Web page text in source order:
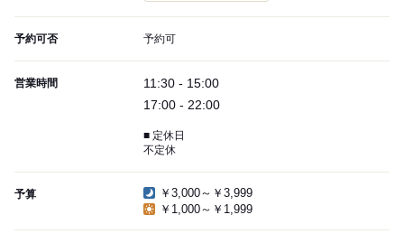
予約可否 予約可
営業時間
11:30 - 15:00
17:00 - 22:00
■ 定休日
不定休
予算
￥3,000～￥3,999
￥1,000～￥1,999